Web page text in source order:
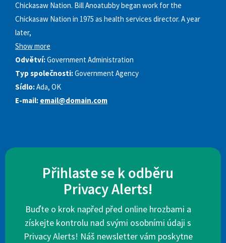
Chickasaw Nation. Bill Anoatubby began work for the
Chickasaw Nation in 1975 as health services director. A year
later,
Show more
Odvětví:Government Administration
Typ společnosti:Government Agency
Sídlo:Ada, OK
E-mail: email@domain.com
Přihlaste se k odběru
Privacy Alerts!
Buďte o krok napřed před online hrozbami a
získejte kontrolu nad svými osobními údaji s
Privacy Alerts! Náš newsletter vám poskytne